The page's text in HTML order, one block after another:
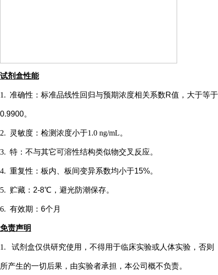
试剂盒性能
1. 准确性：标准品线性回归与预期浓度相关系数R值，大于等于
0.9900。
2. 灵敏度：检测浓度小于1.0 ng/mL。
3. 特：不与其它可溶性结构类似物交叉反应。
4. 重复性：板内、板间变异系数均小于15%。
5. 贮藏： 2-8℃，避光防潮保存。
6. 有效期： 6个月
免责声明
1. 试剂盒仅供研究使用，不得用于临床实验或人 体实验，否则
所产生的一切后果，由实验者承担，本公司概不负责。